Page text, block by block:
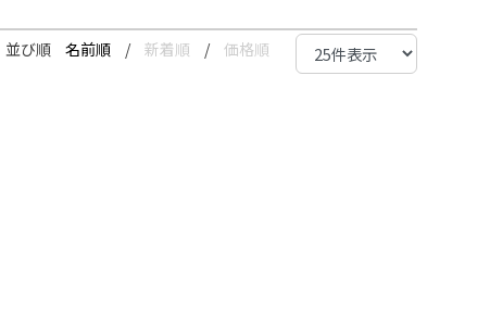
並び順 名前順 / 新着順 / 価格順